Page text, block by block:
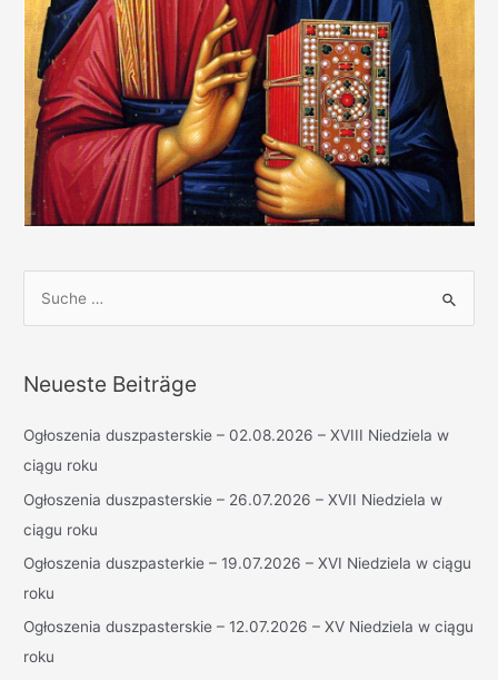
h
n
n
a
c
h
Neueste Beiträge
Ogłoszenia duszpasterskie – 02.08.2026 – XVIII Niedziela w
ciągu roku
Ogłoszenia duszpasterskie – 26.07.2026 – XVII Niedziela w
ciągu roku
Ogłoszenia duszpasterkie – 19.07.2026 – XVI Niedziela w ciągu
roku
Ogłoszenia duszpasterskie – 12.07.2026 – XV Niedziela w ciągu
roku